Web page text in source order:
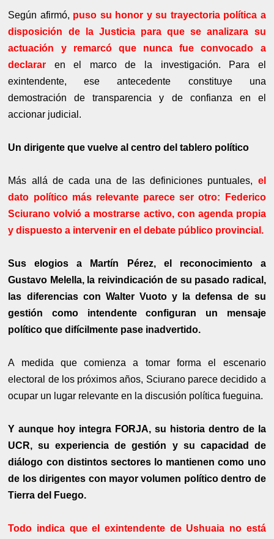
Según afirmó, puso su honor y su trayectoria política a
disposición de la Justicia para que se analizara su
actuación y remarcó que nunca fue convocado a
declarar en el marco de la investigación. Para el
exintendente, ese antecedente constituye una
demostración de transparencia y de confianza en el
accionar judicial.
Un dirigente que vuelve al centro del tablero político
Más allá de cada una de las definiciones puntuales, el
dato político más relevante parece ser otro: Federico
Sciurano volvió a mostrarse activo, con agenda propia
y dispuesto a intervenir en el debate público provincial.
Sus elogios a Martín Pérez, el reconocimiento a
Gustavo Melella, la reivindicación de su pasado radical,
las diferencias con Walter Vuoto y la defensa de su
gestión como intendente configuran un mensaje
político que difícilmente pase inadvertido.
A medida que comienza a tomar forma el escenario
electoral de los próximos años, Sciurano parece decidido a
ocupar un lugar relevante en la discusión política fueguina.
Y aunque hoy integra FORJA, su historia dentro de la
UCR, su experiencia de gestión y su capacidad de
diálogo con distintos sectores lo mantienen como uno
de los dirigentes con mayor volumen político dentro de
Tierra del Fuego.
Todo indica que el exintendente de Ushuaia no está